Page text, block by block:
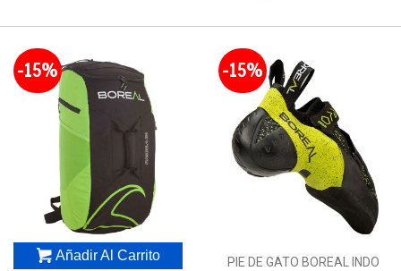
-15%
Añadir Al Carrito
-15%
PIE DE GATO BOREAL INDO